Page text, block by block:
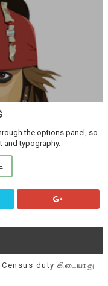
the options panel, so
and typography.
duty கிடையாது